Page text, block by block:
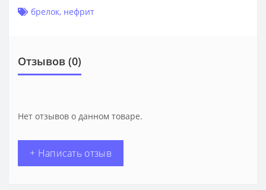
брелок, нефрит
Отзывов (0)
Нет отзывов о данном товаре.
+ Написать отзыв